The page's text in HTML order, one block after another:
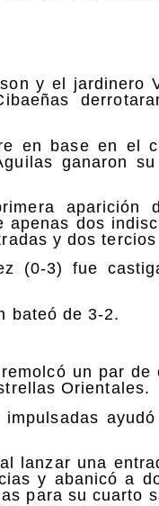
y el jardinero
en base en el
ganaron
aparición
dos
y dos
(0-3) fue
bateó de 3-2.
un par
Orientales.
lanzar una
y abanicó a
para su cuarto